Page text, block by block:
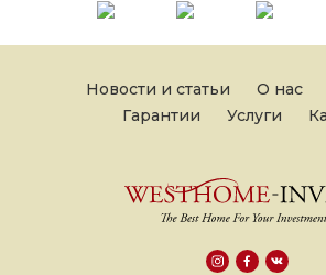
Новости и статьи О нас
Гарантии
Услуги